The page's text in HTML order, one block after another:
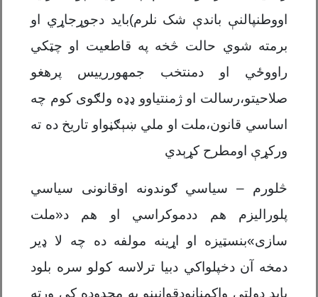
اووطنپالنې باندې شک نلرم)باید دجوړجاړي او
برمته شوي حالت څخه په قاطعیت او چټکي
راووځي او دمنتخب جمهوررییس پرهغو
صلاحیتو،رسالت او ژمنتیاوو ډډه ولګوی کوم چه
اساسي قانون،ملت او ملي ښېګڼواو تاریخ ده ته
ورکړې اومطرح کړېدي
څلورم – سیاسي ګوندونه اوقانونی سیاسي
پلورالیزم هم ددموکراسي او هم د«ملت
سازی»بنسټیزه او اړینه مولفه ده چه لا ډیر
دمخه آن دخپلواکي دبیا ترلاسه کولو سره بلود
باید دولتي واکمنانودقوانینو په محدوده کی ورته